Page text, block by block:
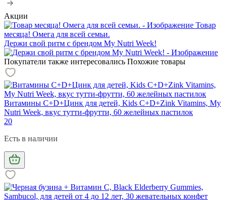
Акции
Товар
месяца! Омега для всей семьи.
Держи свой ритм с брендом My Nutri Week!
Покупатели также интересовались Похожие товары
Витамины С+D+Цинк для детей, Kids C+D+Zink Vitamins, My
Nutri Week, вкус тутти-фрутти, 60 желейных пастилок
20
Есть в наличии